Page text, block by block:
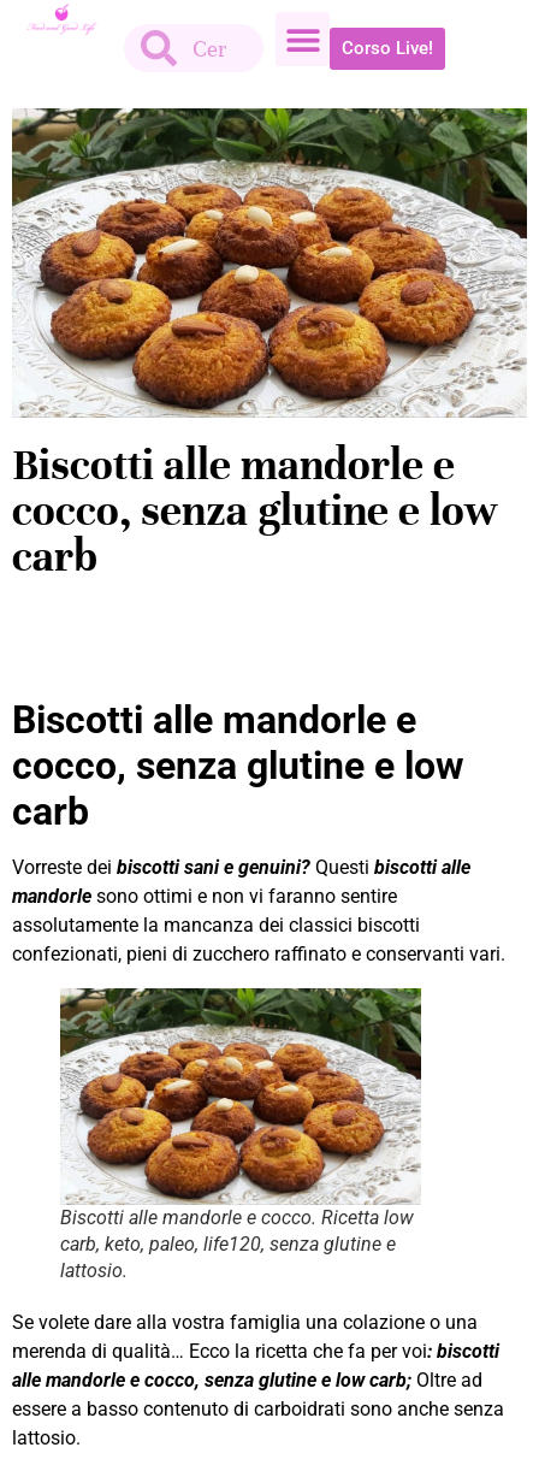
Corso Live!
Biscotti alle mandorle e
cocco, senza glutine e low
carb
Biscotti alle mandorle e
cocco, senza glutine e low
carb
Vorreste dei biscotti sani e genuini? Questi biscotti alle
mandorle sono ottimi e non vi faranno sentire
assolutamente la mancanza dei classici biscotti
confezionati, pieni di zucchero raffinato e conservanti vari.
Biscotti alle mandorle e cocco. Ricetta low
carb, keto, paleo, life120, senza glutine e
lattosio.
Se volete dare alla vostra famiglia una colazione o una
merenda di qualità… Ecco la ricetta che fa per voi: biscotti
alle mandorle e cocco, senza glutine e low carb; Oltre ad
essere a basso contenuto di carboidrati sono anche senza
lattosio.